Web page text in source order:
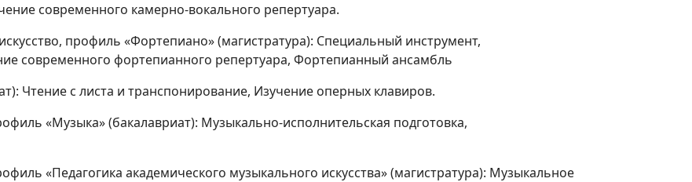
современного камерно-вокального репертуара.
профиль «Фортепиано» (магистратура): Специальный инструмент,
современного фортепианного репертуара, Фортепианный ансамбль
Чтение с листа и транспонирование, Изучение оперных клавиров.
«Музыка» (бакалавриат): Музыкально-исполнительская подготовка,
«Педагогика академического музыкального искусства» (магистратура): Музыкальное